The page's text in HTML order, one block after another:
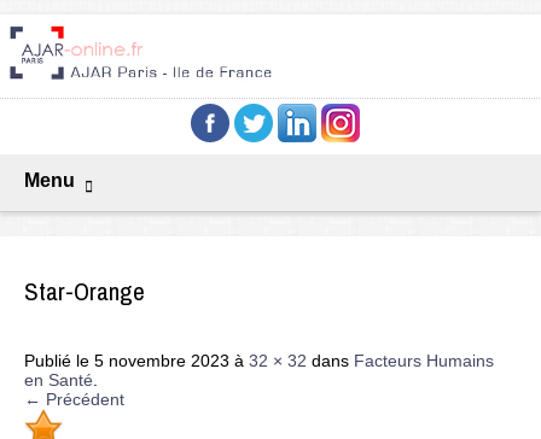
Menu
Star-Orange
Publié le 5 novembre 2023 à 32 × 32 dans Facteurs Humains
en Santé
← Précédent